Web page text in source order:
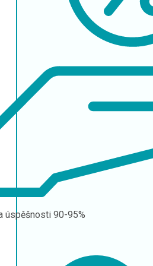
úspěšnosti 90-95%